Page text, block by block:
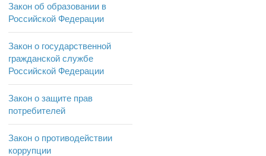
Закон об образовании в
Российской Федерации
Закон о государственной
гражданской службе
Российской Федерации
Закон о защите прав
потребителей
Закон о противодействии
коррупции